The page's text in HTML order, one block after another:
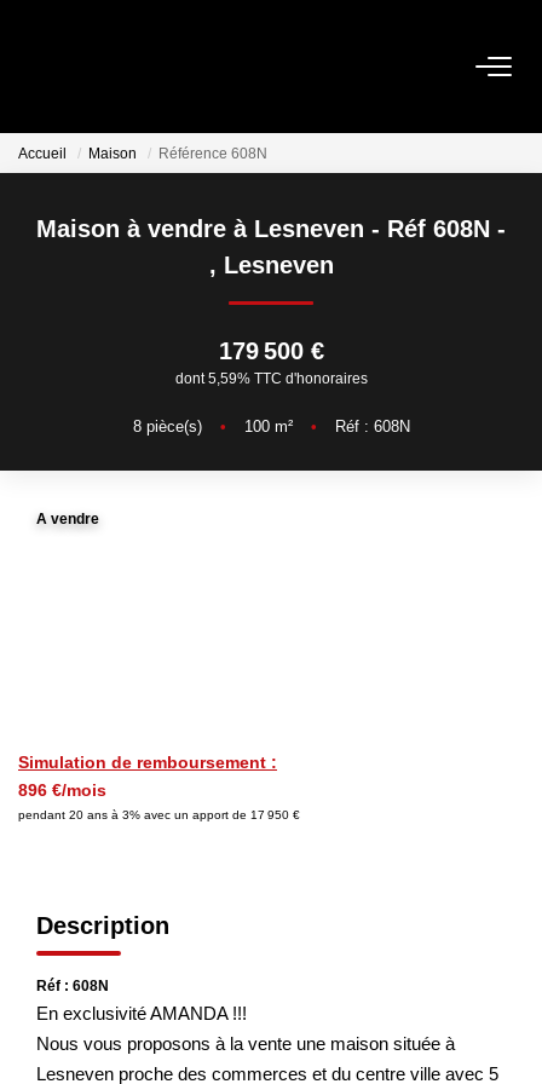
ACHETER
LOUER
VENDRE
Estimation
Accueil Maison Référence 608N
Maison à vendre à Lesneven - Réf 608N -
, Lesneven
179 500 €
dont 5,59% TTC d'honoraires
8pièce(s) • 100m² • Réf : 608N
A vendre
Simulation de remboursement :
896 €/mois
pendant 20 ans à 3% avec un apport de 17 950 €
Description
Réf : 608N
En exclusivité AMANDA !!!
Nous vous proposons à la vente une maison située à
Lesneven proche des commerces et du centre ville avec 5